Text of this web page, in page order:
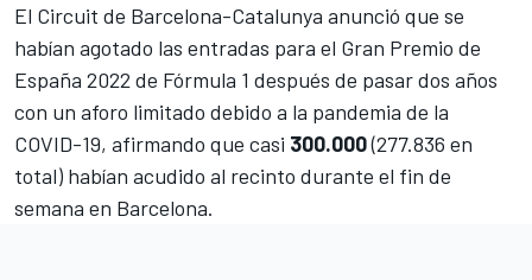
El Circuit de Barcelona-Catalunya anunció que se
habían agotado las entradas para el Gran Premio de
España 2022 de Fórmula 1 después de pasar dos años
con un aforo limitado debido a la pandemia de la
COVID-19, afirmando que casi 300.000(277.836 en
total) habían acudido al recinto durante el fin de
semana en Barcelona.